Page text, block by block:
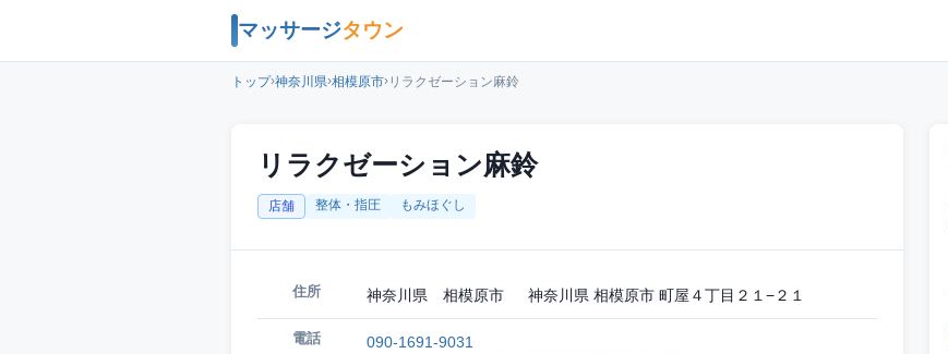
マッサージタウン
トップ›神奈川県›相模原市› リラクゼーション麻鈴
リラクゼーション麻鈴
店舗 整体・指圧 もみほぐし
住所 神奈川県 相模原市 神奈川県 相模原市 町屋４丁目２１−２１
電話 090-1691-9031